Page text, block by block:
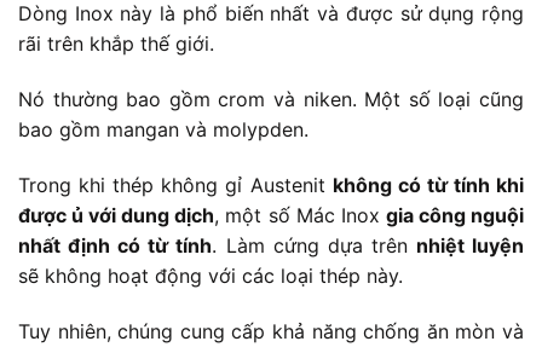
Dòng Inox này là phổ biến nhất và được sử dụng rộng
rãi trên khắp thế giới.
Nó thường bao gồm crom và niken. Một số loại cũng
bao gồm mangan và molypden.
Trong khi thép không gỉ Austenit không có từ tính khi
được ủ với dung dịch, một số Mác Inox gia công nguội
nhất định có từ tính. Làm cứng dựa trên nhiệt luyện
sẽ không hoạt động với các loại thép này.
Tuy nhiên, chúng cung cấp khả năng chống ăn mòn và